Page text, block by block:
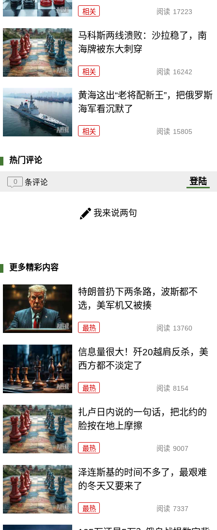
相关 阅读 17223
马科斯两线溃败：沙拉稳了，南
海牌被东大刺穿
相关 阅读 16242
黄海这出“老将配新王”，把俄罗斯
海军看沉默了
相关 阅读 15805
热门评论
0 条评论 登陆
我来说两句
更多精彩内容
特朗普扔下两条路，波斯都不
选，美军机又被揍
最热 阅读 13760
信息量很大！歼20越肩反杀，美
西方都不淡定了
最热 阅读 8154
扎卢日内说的一句话，把北约的
脸按在地上摩擦
最热 阅读 9007
泽连斯基的时间不多了，最艰难
的冬天又要来了
最热 阅读 7337